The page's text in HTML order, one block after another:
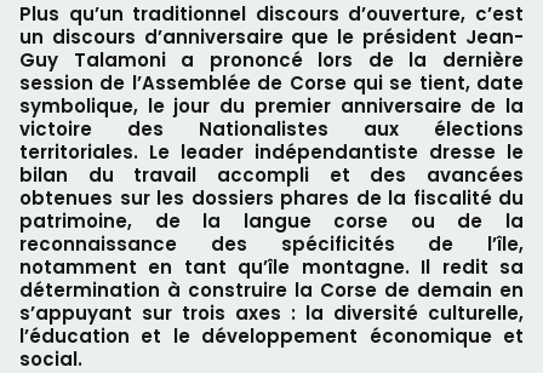
Plus qu’un traditionnel discours d’ouverture, c’est
un discours d’anniversaire que le président Jean-
Guy Talamoni a prononcé lors de la dernière
session de l’Assemblée de Corse qui se tient, date
symbolique, le jour du premier anniversaire de la
victoire des Nationalistes aux élections
territoriales. Le leader indépendantiste dresse le
bilan du travail accompli et des avancées
obtenues sur les dossiers phares de la fiscalité du
patrimoine, de la langue corse ou de la
reconnaissance des spécificités de l’île,
notamment en tant qu’île montagne. Il redit sa
détermination à construire la Corse de demain en
s’appuyant sur trois axes : la diversité culturelle,
l’éducation et le développement économique et
social.